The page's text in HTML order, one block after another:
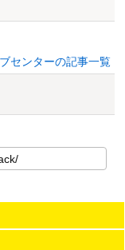
センターの記事一覧